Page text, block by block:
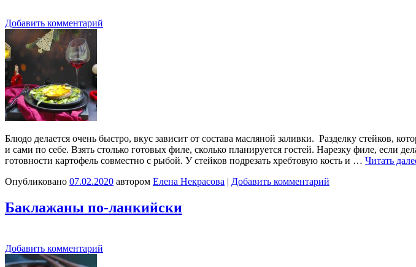
Добавить комментарий
Блюдо делается очень быстро, вкус зависит от состава масляной заливки. Разделку стейков,
и сами по себе. Взять столько готовых филе, сколько планируется гостей. Нарезку филе, если
готовности картофель совместно с рыбой. У стейков подрезать хребтовую кость и … Читать
Опубликовано 07.02.2020 автором Елена Некрасова | Добавить комментарий
Баклажаны по-ланкийски
Добавить комментарий